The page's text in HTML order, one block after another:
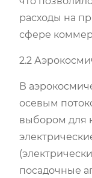
расходы на
сфере
2.2
В
осевым
выбором для
посадочные